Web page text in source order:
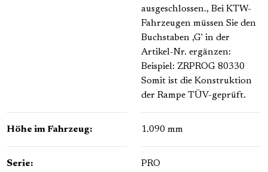
ausgeschlossen., Bei KTW-
Fahrzeugen müssen Sie den
Buchstaben ,G' in der
Artikel-Nr. ergänzen:
Beispiel: ZRPROG 80330
Somit ist die Konstruktion
der Rampe TÜV-geprüft.
Höhe im Fahrzeug: 1.090 mm
Serie: PRO